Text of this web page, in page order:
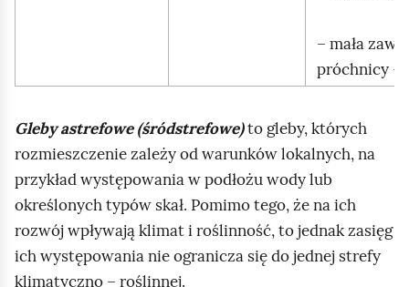
– mała
próchnicy –
Gleby astrefowe (śródstrefowe)to gleby, których
rozmieszczenie zależy od warunków lokalnych, na
przykład występowania w podłożu wody lub
określonych typów skał. Pomimo tego, że na ich
rozwój wpływają klimat i roślinność, to jednak zasięg
ich występowania nie ogranicza się do jednej strefy
klimatyczno – roślinnej.